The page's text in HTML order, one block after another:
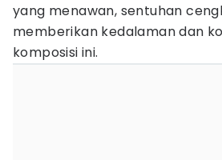
yang menawan, sentuhan
memberikan kedalaman dan
komposisi ini.